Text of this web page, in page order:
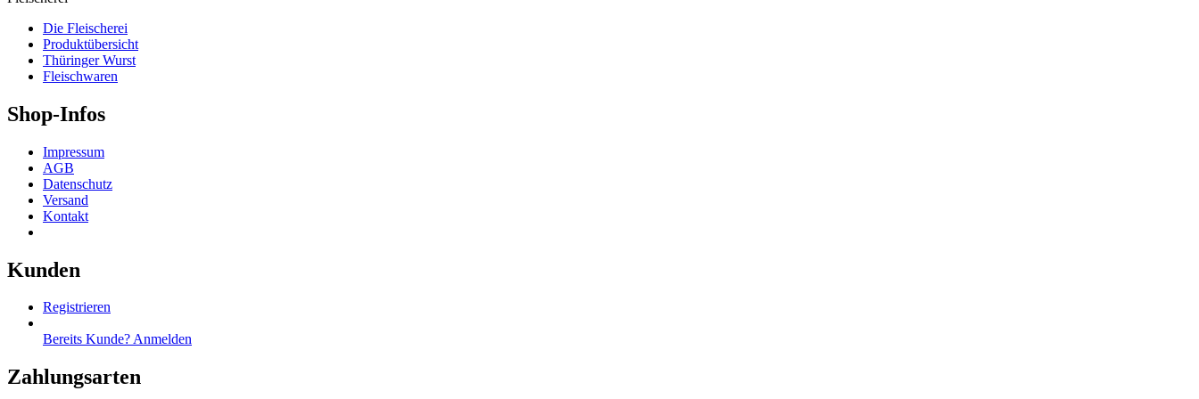
Die Fleischerei
Produktübersicht
Thüringer Wurst
Fleischwaren
Shop-Infos
Impressum
AGB
Datenschutz
Versand
Kontakt
Kunden
Registrieren
Bereits Kunde? Anmelden
Zahlungsarten